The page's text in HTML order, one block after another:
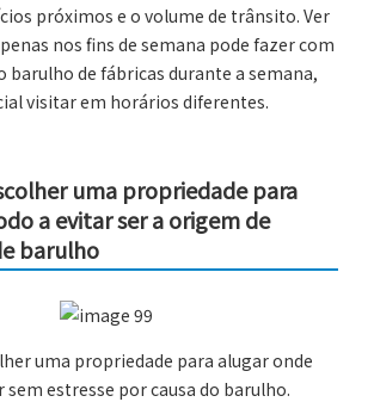
próximos e o volume de trânsito. Ver
nos fins de semana pode fazer com
barulho de fábricas durante a semana,
visitar em horários diferentes.
uma propriedade para
a evitar ser a origem de
barulho
uma propriedade para alugar onde
sem estresse por causa do barulho.